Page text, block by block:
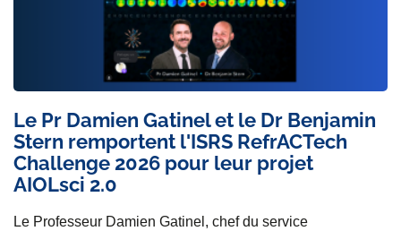
Le Pr Damien Gatinel et le Dr Benjamin
Stern remportent l'ISRS RefrACTech
Challenge 2026 pour leur projet
AIOLsci 2.0
Le Professeur Damien Gatinel, chef du service